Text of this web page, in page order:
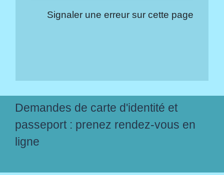
Signaler une erreur sur cette page
Demandes de carte d'identité et
passeport : prenez rendez-vous en
ligne